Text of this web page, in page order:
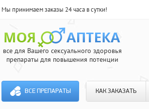
Мы принимаем заказы 24 часа в сутки!
все для Вашего сексуального здоровья
препараты для повышения потенции
ВСЕ ПРЕПАРАТЫ КАК ЗАКАЗАТЬ